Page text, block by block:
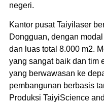
negeri.
Kantor pusat Taiyilaser
Dongguan, dengan
dan luas total 8.000 m2.
yang sangat baik dan tim
yang berwawasan ke
pembangunan berbasis
Produksi TaiyiScience